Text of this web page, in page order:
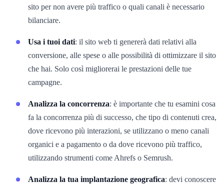
sito per non avere più traffico o quali canali è necessario
bilanciare.
Usa i tuoi dati: il sito web ti genererà dati relativi alla
conversione, alle spese o alle possibilità di ottimizzare il sito
che hai. Solo così migliorerai le prestazioni delle tue
campagne.
Analizza la concorrenza: è importante che tu esamini cosa
fa la concorrenza più di successo, che tipo di contenuti crea,
dove ricevono più interazioni, se utilizzano o meno canali
organici e a pagamento o da dove ricevono più traffico,
utilizzando strumenti come Ahrefs o Semrush.
Analizza la tua implantazione geografica: devi conoscere